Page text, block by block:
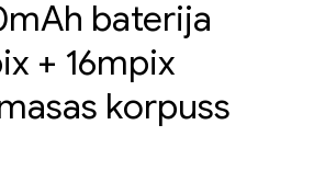
baterija
+ 16mpix
korpuss